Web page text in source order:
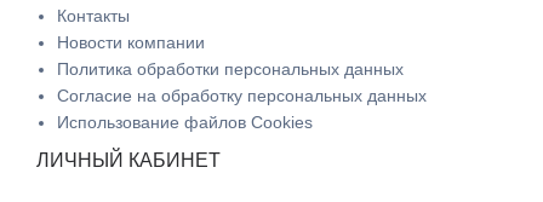
Контакты
Новости компании
Политика обработки персональных данных
Согласие на обработку персональных данных
Использование файлов Cookies
ЛИЧНЫЙ КАБИНЕТ